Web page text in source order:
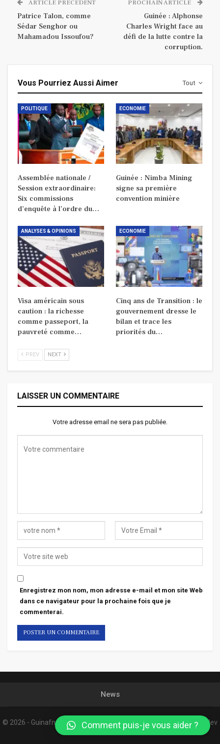
ARTICLE PRÉCÉDENT
Patrice Talon, comme
Sédar Senghor ou
Mahamadou Issoufou?
PROCHAIN ARTICLE
Guinée : Alphonse
Charles Wright face au
défi de la lutte contre la
corruption.
Tout
Vous Pourriez Aussi Aimer
POLITIQUE
Assemblée nationale /
Session extraordinaire:
Six commissions
d’enquête à l’ordre du…
ECONOMIE
Guinée : Nimba Mining
signe sa première
convention minière
ANALYSES & OPINIONS
Visa américain sous
caution : la richesse
comme passeport, la
pauvreté comme…
ECONOMIE
Cinq ans de Transition : le
gouvernement dresse le
bilan et trace les
priorités du…
PREV NEXT
LAISSER UN COMMENTAIRE
Votre adresse email ne sera pas publiée.
Enregistrez mon nom, mon adresse e-mail et mon site Web
dans ce navigateur pour la prochaine fois que je
commenterai.
News
© 2026 - Guinafnews. All Rights Reserved. Website Design:Confordev
Comment puis-je vous aider ?